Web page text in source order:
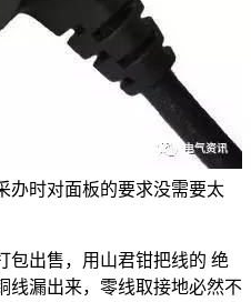
办时对面板的要求没需要太
出售，用山君钳把线的 绝
线漏出来，零线取接地必然不